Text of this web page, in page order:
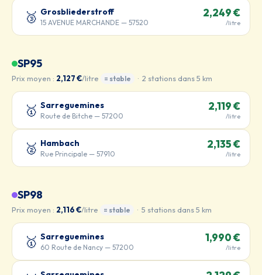
🥉 Grosbliederstroff
15 AVENUE MARCHANDE — 57520
2,249 €
/litre
SP95
Prix moyen : 2,127 €/litre = stable · 2 stations dans 5 km
🥇 Sarreguemines
Route de Bitche — 57200
2,119 €
/litre
🥈 Hambach
Rue Principale — 57910
2,135 €
/litre
SP98
Prix moyen : 2,116 €/litre = stable · 5 stations dans 5 km
🥇 Sarreguemines
60 Route de Nancy — 57200
1,990 €
/litre